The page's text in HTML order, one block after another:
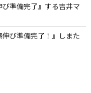
準備完了』する吉井マ
び準備完了！』しまた